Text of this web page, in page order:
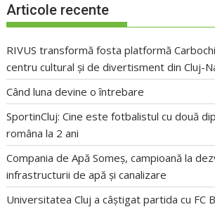
Articole recente
RIVUS transformă fosta platformă
centru cultural și de divertisment din Cluj-
Când luna devine o întrebare
SportinCluj: Cine este fotbalistul cu două
româna la 2 ani
Compania de Apă Someș, campioană la
infrastructurii de apă și canalizare
Universitatea Cluj a câștigat partida cu FC